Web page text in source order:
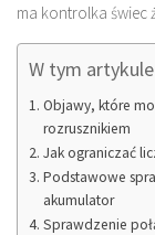
ma kontrolka świec
W tym
Objawy, które
rozrusznikiem
Jak ograniczać
Podstawowe
akumulator
Sprawdzenie